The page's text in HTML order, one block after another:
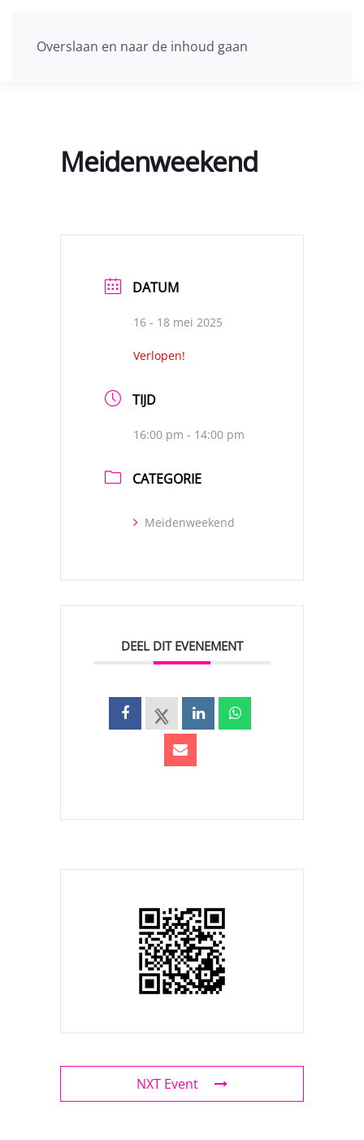
Overslaan en naar de inhoud gaan
Meidenweekend
DATUM
16 - 18 mei 2025
Verlopen!
TIJD
16:00 pm - 14:00 pm
CATEGORIE
Meidenweekend
DEEL DIT EVENEMENT
NXT Event